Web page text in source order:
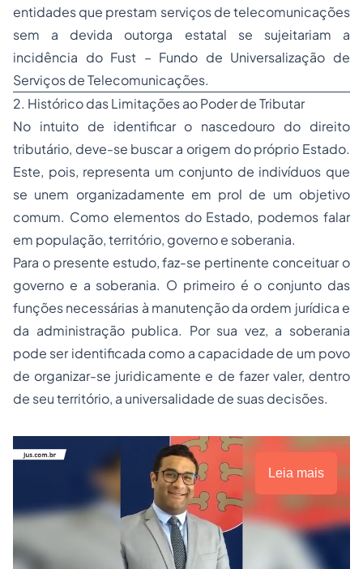
entidades que prestam serviços de telecomunicações
sem a devida outorga estatal se sujeitariam a
incidência do Fust – Fundo de Universalização de
Serviços de Telecomunicações.
2. Histórico das Limitações ao Poder de Tributar
No intuito de identificar o nascedouro do direito
tributário, deve-se buscar a origem do próprio Estado.
Este, pois, representa um conjunto de indivíduos que
se unem organizadamente em prol de um objetivo
comum. Como elementos do Estado, podemos falar
em população, território, governo e soberania.
Para o presente estudo, faz-se pertinente conceituar o
governo e a soberania. O primeiro é o conjunto das
funções necessárias à manutenção da ordem jurídica e
da administração publica. Por sua vez, a soberania
pode ser identificada como a capacidade de um povo
de organizar-se juridicamente e de fazer valer, dentro
de seu território, a universalidade de suas decisões.
Leia mais